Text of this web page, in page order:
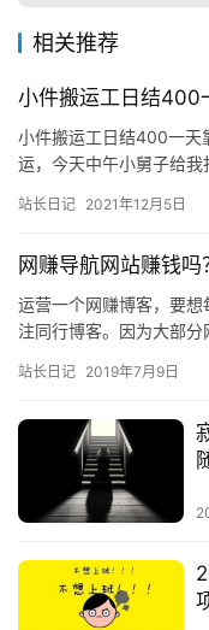
相关推荐
小件搬运工日结400
小件搬运工日结400一天
运，今天中午小舅子给
酸…
站长日记 2021年12月5日
网赚导航网站赚钱
运营一个网赚博客，要
注同行博客。因为大部
做了…
站长日记 2019年7月9日